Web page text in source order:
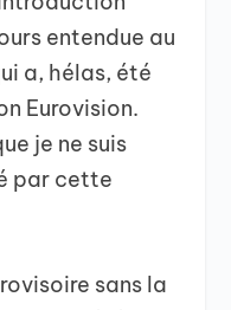
entendue au
a, hélas, été
Eurovision.
je ne suis
par cette
sans la